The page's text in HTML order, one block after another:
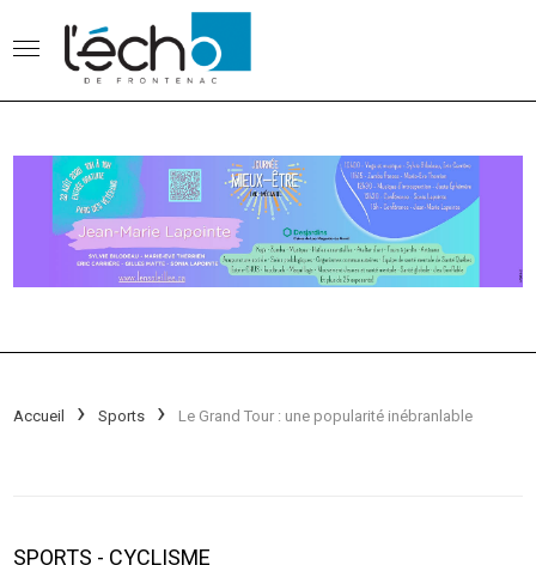
Accueil Sports Le Grand Tour : une popularité inébranlable
SPORTS - CYCLISME